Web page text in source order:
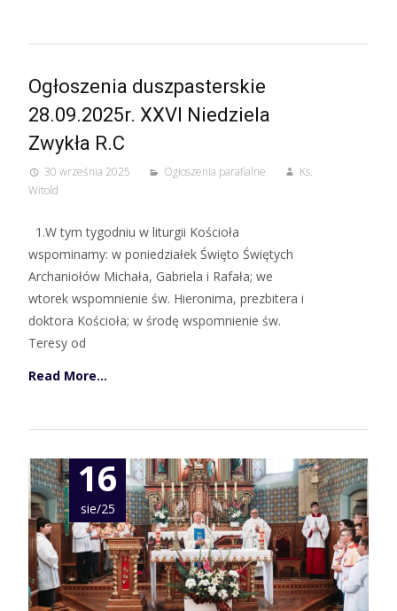
Ogłoszenia duszpasterskie
28.09.2025r. XXVI Niedziela
Zwykła R.C
30 września 2025 Ogłoszenia parafialne
Ks.
Witold
1.W tym tygodniu w liturgii Kościoła
wspominamy: w poniedziałek Święto Świętych
Archaniołów Michała, Gabriela i Rafała; we
wtorek wspomnienie św. Hieronima, prezbitera i
doktora Kościoła; w środę wspomnienie św.
Teresy od
Read More…
16
sie/25